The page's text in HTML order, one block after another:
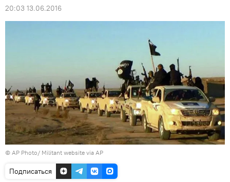
20:03 13.06.2016
© AP Photo/ Militant website via AP
Подписаться